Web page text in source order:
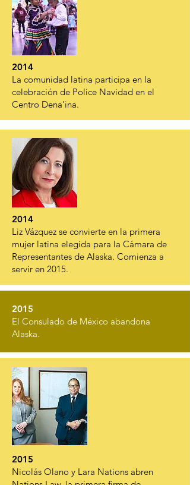
2014
La comunidad latina participa en la
celebración de Police Navidad en el
Centro Dena'ina.
2014
Liz Vázquez se convierte en la primera
mujer latina elegida para la Cámara de
Representantes de Alaska. Comienza a
servir en 2015.
2015
El Consulado de México abandona
Alaska.
2015
Nicolás Olano y Lara Nations abren